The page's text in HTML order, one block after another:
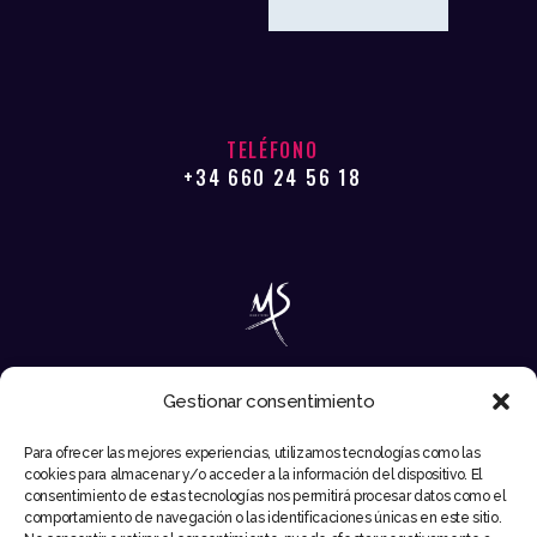
Gestionar consentimiento
Para ofrecer las mejores experiencias, utilizamos tecnologías como las
cookies para almacenar y/o acceder a la información del dispositivo. El
consentimiento de estas tecnologías nos permitirá procesar datos como el
comportamiento de navegación o las identificaciones únicas en este sitio.
TELÉFONO
+34 660 24 56 18
EMAIL
INFO@MIKESYNTEC.COM